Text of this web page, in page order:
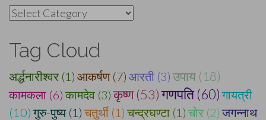
Categories
Tag Cloud
अर्द्धनारीश्वर (1) आकर्षण (7) आरती (3) उपाय (18)
कामकला (6) कामदेव (3) कृष्ण (53)गणपति (60) गायत्री
(10) गुरु-पुष्य (1) चतुर्थी (1) चन्द्रघण्टा (1) चोर (2) जगन्नाथ